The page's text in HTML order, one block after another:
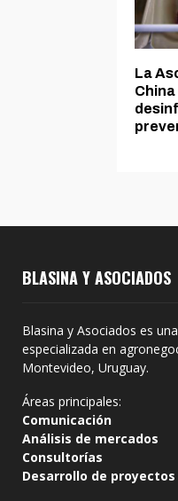
La
BLASINA Y ASOCIADOS
Blasina y Asociados es
especializada en
Montevideo, Uruguay.
Áreas principales:
Comunicación
Análisis de mercados
Consultorías
Desarrollo de proyectos